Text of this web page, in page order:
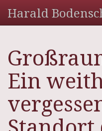
Harald
Ein